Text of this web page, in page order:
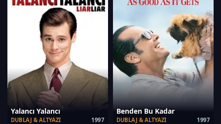
Yalancı Yalancı
1997
DUBLAJ & ALTYAZI
Benden Bu Kadar
1997
DUBLAJ & ALTYAZI